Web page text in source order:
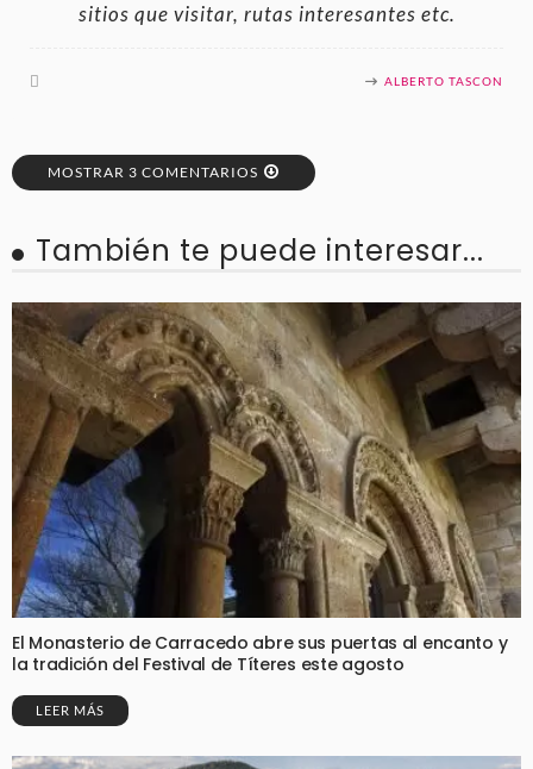
sitios que visitar, rutas interesantes etc.
ALBERTO TASCON
MOSTRAR 3 COMENTARIOS
También te puede interesar...
El Monasterio de Carracedo abre sus puertas al encanto y
la tradición del Festival de Títeres este agosto
LEER MÁS